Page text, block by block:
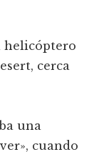
helicóptero
cerca
una
cuando